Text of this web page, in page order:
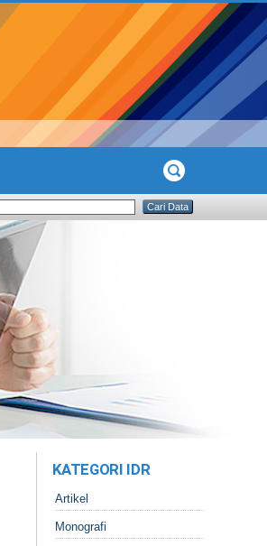
KATEGORI IDR
Artikel
Monografi